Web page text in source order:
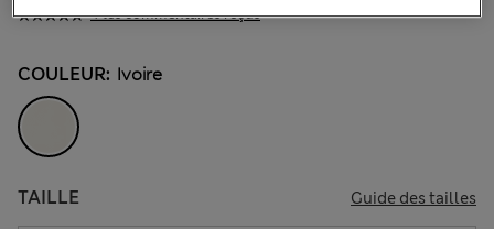
4 les commentaires reçus
COULEUR: Ivoire
TAILLE Guide des tailles